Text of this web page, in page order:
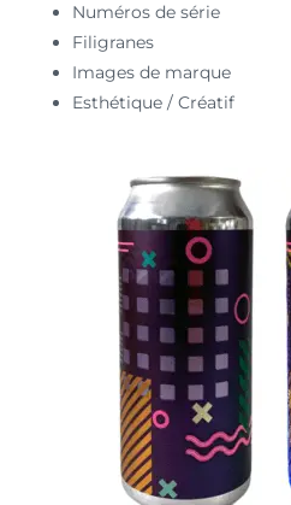
Numéros de série
Filigranes
Images de marque
Esthétique / Créatif